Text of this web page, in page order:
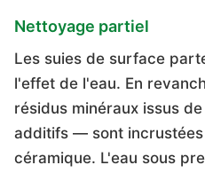
Nettoyage partiel
Les suies de surface
l'effet de l'eau. En
résidus minéraux issus
additifs — sont
céramique. L'eau sous